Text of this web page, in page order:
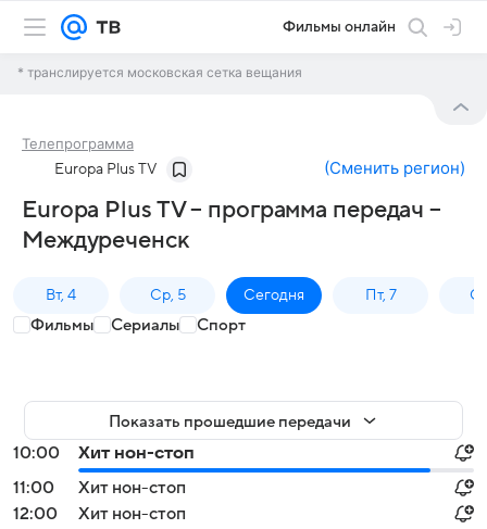
Фильмы онлайн
* транслируется московская сетка вещания
Телепрограмма
Europa Plus TV (Сменить регион)
Europa Plus TV – программа передач –
Междуреченск
Вт, 4 Ср, 5 Сегодня Пт, 7
Фильмы Сериалы Спорт
Показать прошедшие передачи
10:00
Хит нон-стоп
11:00
Хит нон-стоп
12:00
Хит нон-стоп